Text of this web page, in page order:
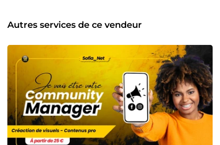
accroître votre visibilité, fidéliser votre communauté ou
booster vos ventes, je mets tout en œuvre pour
24h/24 7j/7j pour répondre à vos besoins. 💬 N'hésitez pas
à me contacter pour discuter de votre projet ou poser vos
questions avant de passer commande.
Autres services de ce vendeur